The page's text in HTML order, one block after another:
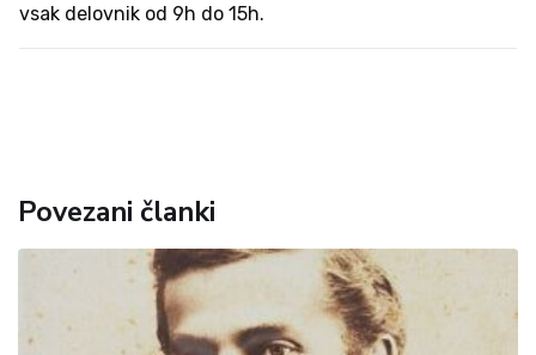
vsak delovnik od 9h do 15h.
Povezani članki